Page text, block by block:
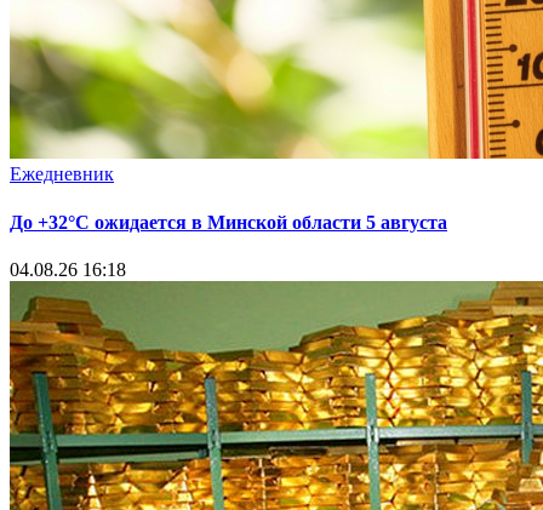
Ежедневник
До +32°С ожидается в Минской области 5 августа
04.08.26 16:18